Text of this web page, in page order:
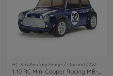
RC Straßenfahrzeuge / Onroad (2WD/4WD)
1:10 RC Mini Cooper Racing MB-01